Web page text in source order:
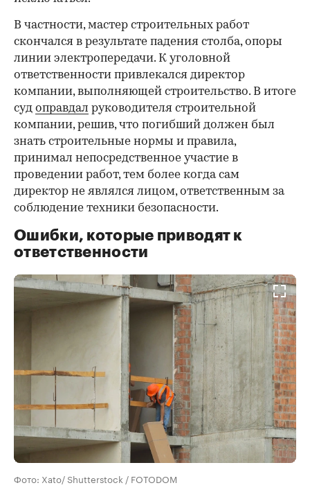
В частности, мастер строительных работ
скончался в результате падения столба, опоры
линии электропередачи. К уголовной
ответственности привлекался директор
компании, выполняющей строительство. В итоге
суд оправдал руководителя строительной
компании, решив, что погибший должен был
знать строительные нормы и правила,
принимал непосредственное участие в
проведении работ, тем более когда сам
директор не являлся лицом, ответственным за
соблюдение техники безопасности.
Ошибки, которые приводят к
ответственности
Фото: Xato/ Shutterstock / FOTODOM